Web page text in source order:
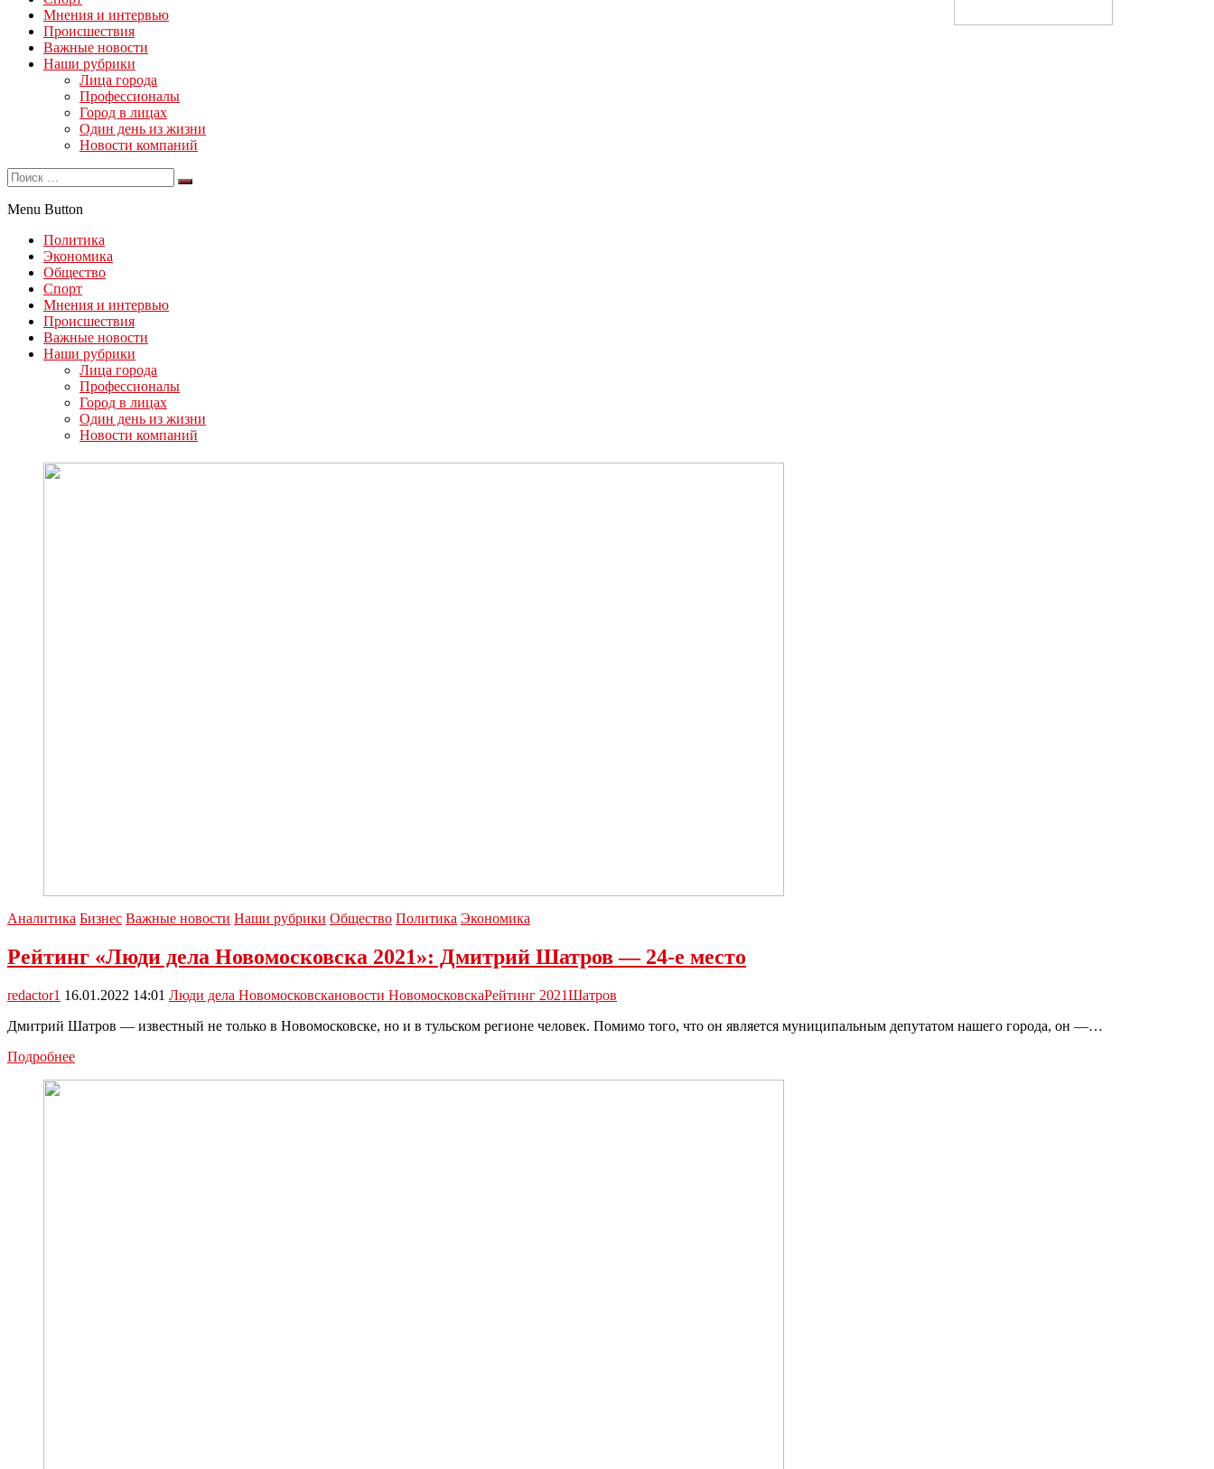
Мнения и интервью
Происшествия
Важные новости
Наши рубрики
Лица города
Профессионалы
Город в лицах
Один день из жизни
Новости компаний
Menu Button
Политика
Экономика
Общество
Спорт
Мнения и интервью
Происшествия
Важные новости
Наши рубрики
Лица города
Профессионалы
Город в лицах
Один день из жизни
Новости компаний
Аналитика Бизнес Важные новости Наши рубрики Общество Политика Экономика
Рейтинг «Люди дела Новомосковска 2021»: Дмитрий Шатров — 24-е место
redactor1 16.01.2022 14:01 Люди дела Новомосковскановости НовомосковскаРейтинг 2021Шатров
Дмитрий Шатров — известный не только в Новомосковске, но и в тульском регионе человек. Помимо того, что он является муниципальным депутатом нашего города, он —…
ПодробнееРейтинг